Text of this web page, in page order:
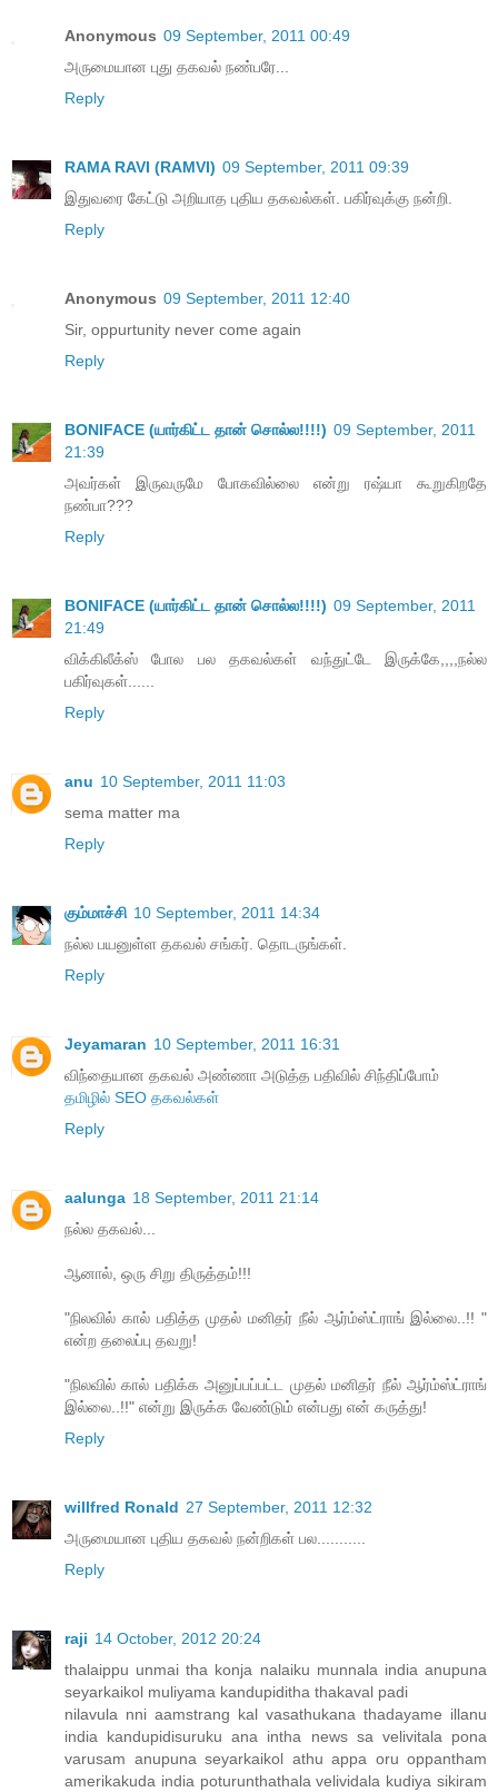
Anonymous 09 September, 2011 00:49
அருமையான புது தகவல் நண்பரே...
Reply
RAMA RAVI (RAMVI) 09 September, 2011 09:39
இதுவரை கேட்டு அறியாத புதிய தகவல்கள். பகிர்வுக்கு நன்றி.
Reply
Anonymous 09 September, 2011 12:40
Sir, oppurtunity never come again
Reply
BONIFACE (யார்கிட்ட தான் சொல்ல!!!!) 09 September, 2011
21:39
அவர்கள் இருவருமே போகவில்லை என்று ரஷ்யா கூறுகிறதே
நண்பா???
Reply
BONIFACE (யார்கிட்ட தான் சொல்ல!!!!) 09 September, 2011
21:49
விக்கிலீக்ஸ் போல பல தகவல்கள் வந்துட்டே இருக்கே,,,,நல்ல
பகிர்வுகள்......
Reply
anu 10 September, 2011 11:03
sema matter ma
Reply
கும்மாச்சி 10 September, 2011 14:34
நல்ல பயனுள்ள தகவல் சங்கர். தொடருங்கள்.
Reply
Jeyamaran 10 September, 2011 16:31
விந்தையான தகவல் அண்ணா அடுத்த பதிவில் சிந்திப்போம்
தமிழில் SEO தகவல்கள்
Reply
aalunga 18 September, 2011 21:14
நல்ல தகவல்...
ஆனால், ஒரு சிறு திருத்தம்!!!
"நிலவில் கால் பதித்த முதல் மனிதர் நீல் ஆர்ம்ஸ்ட்ரா​ங் இல்லை..!! "
என்ற தலைப்பு தவறு!
"நிலவில் கால் பதிக்க அனுப்பப்பட்ட முதல் மனிதர் நீல் ஆர்ம்ஸ்ட்ரா​ங்
இல்லை..!!" என்று இருக்க வேண்டும் என்பது என் கருத்து!
Reply
willfred Ronald 27 September, 2011 12:32
அருமையான புதிய தகவல் நன்றிகள் பல...........
Reply
raji 14 October, 2012 20:24
thalaippu unmai tha konja nalaiku munnala india anupuna
seyarkaikol muliyama kandupiditha thakaval padi
nilavula nni aamstrang kal vasathukana thadayame illanu
india kandupidisuruku ana intha news sa velivitala pona
varusam anupuna seyarkaikol athu appa oru oppantham
amerikakuda india poturunthathala velividala kudiya sikiram